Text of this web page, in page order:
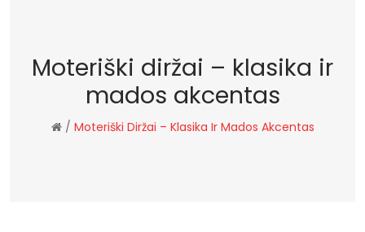
Moteriški diržai – klasika ir
mados akcentas
/ Moteriški Diržai – Klasika Ir Mados Akcentas